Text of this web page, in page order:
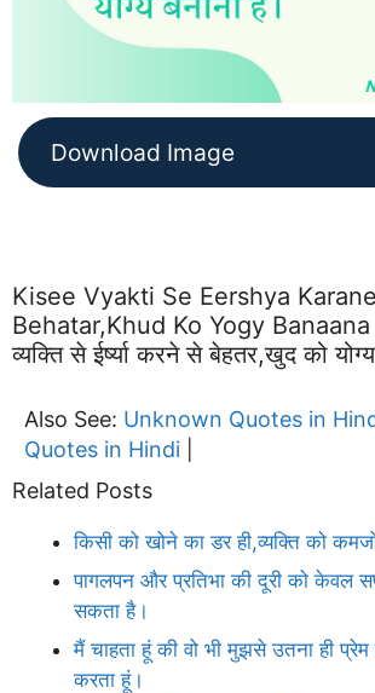
Download Image
Kisee Vyakti Se Eershya
Behatar,khud Ko Yogy Banaana
व्यक्ति से ईर्ष्या करने से बेहतर,खुद को
Also See: Unknown Quotes in
Quotes in Hindi
Related Posts
किसी को खोने का डर ही,व्यक्ति को
पागलपन और प्रतिभा की दूरी को केवल
सकता है।
मैं चाहता हूं की वो भी मुझसे उतना ही
करता हूं।